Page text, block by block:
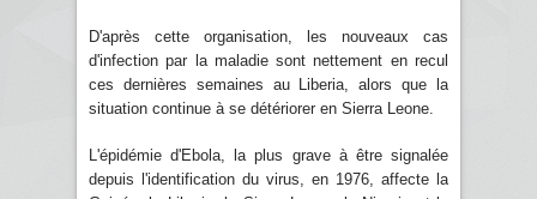
D'après cette organisation, les nouveaux cas
d'infection par la maladie sont nettement en recul
ces dernières semaines au Liberia, alors que la
situation continue à se détériorer en Sierra Leone.
L'épidémie d'Ebola, la plus grave à être signalée
depuis l'identification du virus, en 1976, affecte la